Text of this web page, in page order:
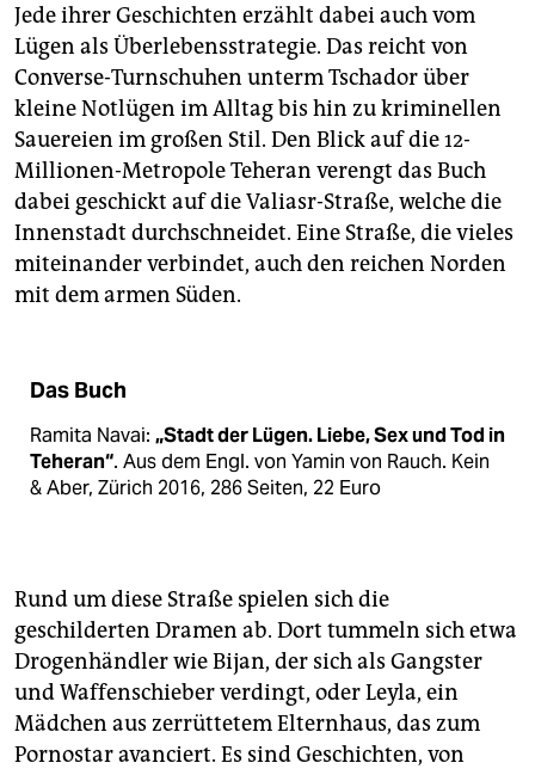
Jede ihrer Geschichten erzählt dabei auch vom
Lügen als Überlebensstrategie. Das reicht von
Converse-Turnschuhen unterm Tschador über
kleine Notlügen im Alltag bis hin zu kriminellen
Sauereien im großen Stil. Den Blick auf die 12-
Millionen-Metropole Teheran verengt das Buch
dabei geschickt auf die Valiasr-Straße, welche die
Innenstadt durchschneidet. Eine Straße, die vieles
miteinander verbindet, auch den reichen Norden
mit dem armen Süden.
Das Buch
Ramita Navai: „Stadt der Lügen. Liebe, Sex und Tod in
Teheran“. Aus dem Engl. von Yamin von Rauch. Kein
& Aber, Zürich 2016, 286 Seiten, 22 Euro
Rund um diese Straße spielen sich die
geschilderten Dramen ab. Dort tummeln sich etwa
Drogenhändler wie Bijan, der sich als Gangster
und Waffenschieber verdingt, oder Leyla, ein
Mädchen aus zerrüttetem Elternhaus, das zum
Pornostar avanciert. Es sind Geschichten, von